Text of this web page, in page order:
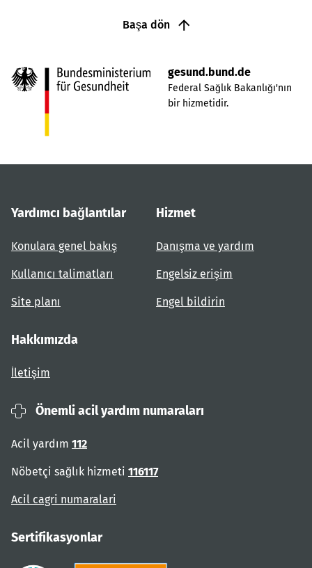
Başa dön
gesund.bund.de
Federal Sağlık Bakanlığı'nın
bir hizmetidir.
Yardımcı bağlantılar
Konulara genel bakış
Kullanıcı talimatları
Site planı
Hizmet
Danışma ve yardım
Engelsiz erişim
Engel bildirin
Hakkımızda
İletişim
Önemli acil yardım numaraları
Acil yardım 112
Nöbetçi sağlık hizmeti 116117
Acil cagri numaralari
Sertifikasyonlar